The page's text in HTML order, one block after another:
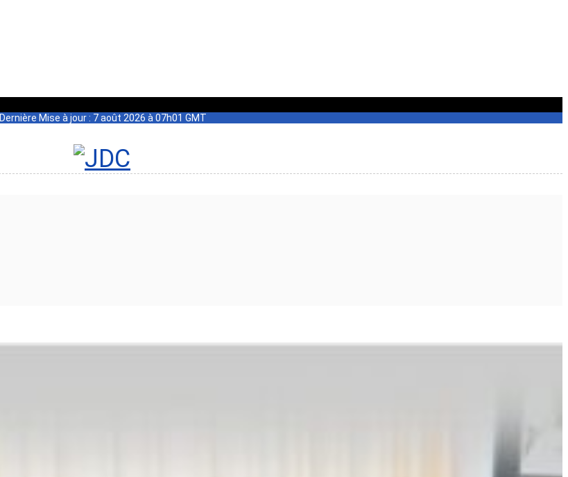
Dernière Mise à jour : 7 août 2026 à 07h01 GMT